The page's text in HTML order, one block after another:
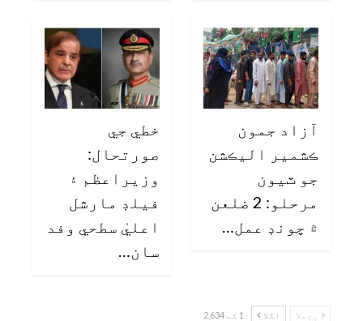
آزاد جمون
ڪشمير اليڪشن
جو ٽيون
مرحلو: 2 ضلعن
۾ چونڊ عمل…
خطي جي
صورتحال:
وزيراعظم ۽
فيلڊ مارشل
اعليٰ سطحي وفد
سان…
پچھلا اگلا 1 کے 2,634